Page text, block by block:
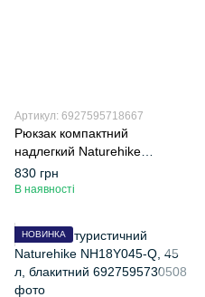
Артикул: 6927595718667
Рюкзак компактний
надлегкий Naturehike
Ultralight NH17A012-B, 18 л,
сірий
830 грн
В наявності
НОВИНКА